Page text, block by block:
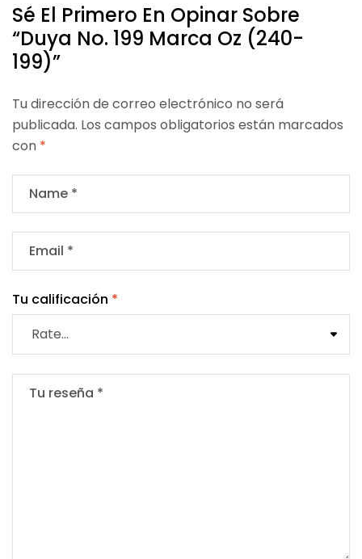
Sé El Primero En Opinar Sobre
“Duya No. 199 Marca Oz (240-
199)”
Tu dirección de correo electrónico no será
publicada. Los campos obligatorios están marcados
con *
Tu calificación *